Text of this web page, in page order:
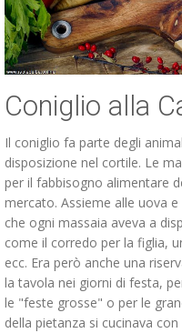
Coniglio alla
Il coniglio fa parte degli
disposizione nel cortile. Le
per il fabbisogno alimentare
mercato. Assieme alle uova
che ogni massaia aveva a
come il corredo per la figlia,
ecc. Era però anche una
la tavola nei giorni di festa,
le "feste grosse" o per le
della pietanza si cucinava